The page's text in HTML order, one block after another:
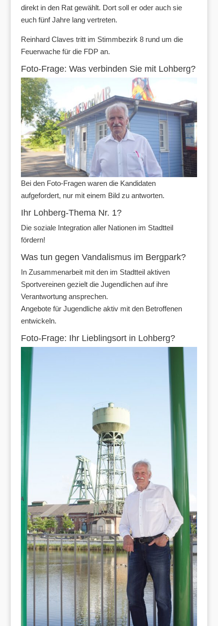
direkt in den Rat gewählt. Dort soll er oder auch sie
euch fünf Jahre lang vertreten.
Reinhard Claves tritt im Stimmbezirk 8 rund um die
Feuerwache für die FDP an.
Foto-Frage: Was verbinden Sie mit Lohberg?
Bei den Foto-Fragen waren die Kandidaten
aufgefordert, nur mit einem Bild zu antworten.
Ihr Lohberg-Thema Nr. 1?
Die soziale Integration aller Nationen im Stadtteil
fördern!
Was tun gegen Vandalismus im Bergpark?
In Zusammenarbeit mit den im Stadtteil aktiven
Sportvereinen gezielt die Jugendlichen auf ihre
Verantwortung ansprechen.
Angebote für Jugendliche aktiv mit den Betroffenen
entwickeln.
Foto-Frage: Ihr Lieblingsort in Lohberg?